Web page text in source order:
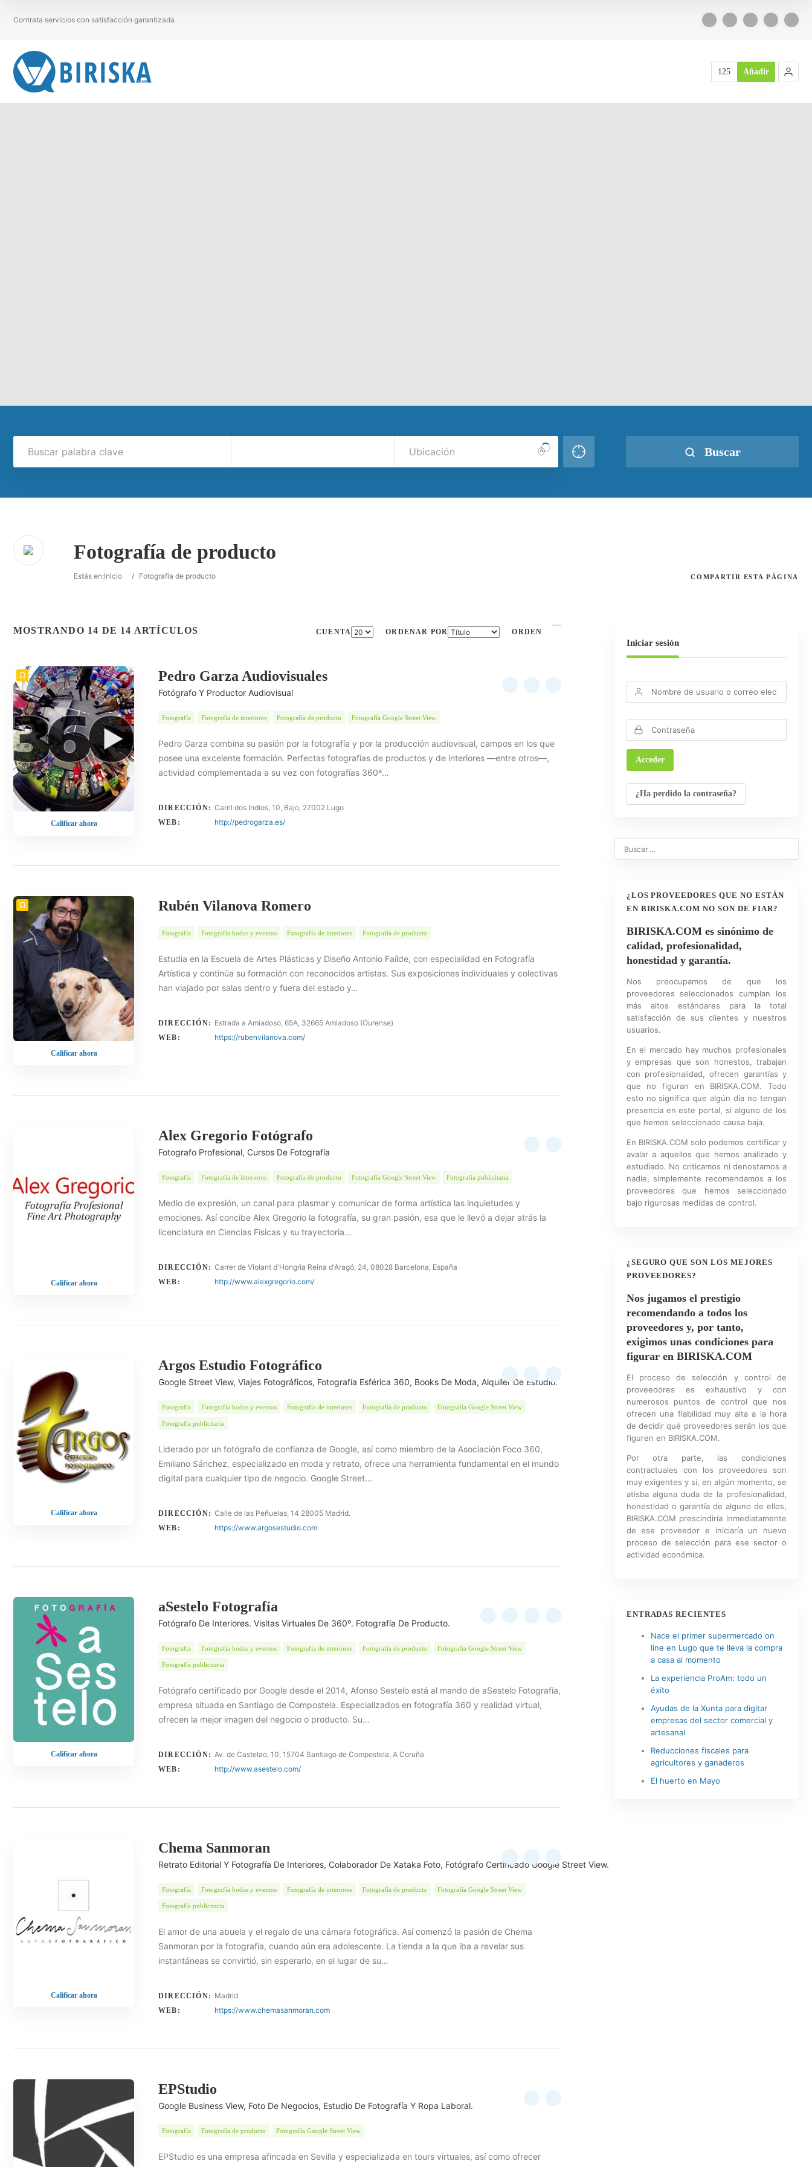
Contrata servicios con satisfacción garantizada
125 Añadir
Buscar
Fotografía de producto
Estás en:Inicio / Fotografía de producto COMPARTIR ESTA PÁGINA
MOSTRANDO 14 DE 14 ARTÍCULOS CUENTA ORDENAR POR ORDEN
Calificar ahora
Pedro Garza Audiovisuales
Fotógrafo Y Productor Audiovisual
Fotografía Fotografía de interiores Fotografía de producto Fotografía Google Street View
Pedro Garza combina su pasión por la fotografía y por la producción audiovisual, campos en los que
posee una excelente formación. Perfectas fotografías de productos y de interiores —entre otros—,
actividad complementada a su vez con fotografías 360º…
DIRECCIÓN: Carril dos Indios, 10, Bajo, 27002 Lugo
WEB: http://pedrogarza.es/
Calificar ahora
Rubén Vilanova Romero
Fotografía Fotografía bodas y eventos Fotografía de interiores Fotografía de producto
Estudia en la Escuela de Artes Plásticas y Diseño Antonio Faílde, con especialidad en Fotografía
Artística y continúa su formación con reconocidos artistas. Sus exposiciones individuales y colectivas
han viajado por salas dentro y fuera del estado y…
DIRECCIÓN: Estrada a Amiadoso, 65A, 32665 Amiadoso (Ourense)
WEB: https://rubenvilanova.com/
Calificar ahora
Alex Gregorio Fotógrafo
Fotografo Profesional, Cursos De Fotografía
Fotografía Fotografía de interiores Fotografía de producto Fotografía Google Street View Fotografía publicitaria
Medio de expresión, un canal para plasmar y comunicar de forma artística las inquietudes y
emociones. Así concibe Alex Gregorio la fotografía, su gran pasión, esa que le llevó a dejar atrás la
licenciatura en Ciencias Físicas y su trayectoria…
DIRECCIÓN: Carrer de Violant d'Hongria Reina d'Aragó, 24, 08028 Barcelona, España
WEB: http://www.alexgregorio.com/
Calificar ahora
Argos Estudio Fotográfico
Google Street View, Viajes Fotográficos, Fotografía Esférica 360, Books De Moda, Alquiler De Estudio.
Fotografía Fotografía bodas y eventos Fotografía de interiores Fotografía de producto Fotografía Google Street View
Fotografía publicitaria
Liderado por un fotógrafo de confianza de Google, así como miembro de la Asociación Foco 360,
Emiliano Sánchez, especializado en moda y retrato, ofrece una herramienta fundamental en el mundo
digital para cualquier tipo de negocio. Google Street…
DIRECCIÓN: Calle de las Peñuelas, 14 28005 Madrid.
WEB: https://www.argosestudio.com
Calificar ahora
aSestelo Fotografía
Fotógrafo De Interiores. Visitas Virtuales De 360º. Fotografía De Producto.
Fotografía Fotografía bodas y eventos Fotografía de interiores Fotografía de producto Fotografía Google Street View
Fotografía publicitaria
Fotógrafo certificado por Google desde el 2014, Afonso Sestelo está al mando de aSestelo Fotografía,
empresa situada en Santiago de Compostela. Especializados en fotografía 360 y realidad virtual,
ofrecen la mejor imagen del negocio o producto. Su…
DIRECCIÓN: Av. de Castelao, 10, 15704 Santiago de Compostela, A Coruña
WEB: http://www.asestelo.com/
Calificar ahora
Chema Sanmoran
Retrato Editorial Y Fotografía De Interiores, Colaborador De Xataka Foto, Fotógrafo Certificado Google Street View.
Fotografía Fotografía bodas y eventos Fotografía de interiores Fotografía de producto Fotografía Google Street View
Fotografía publicitaria
El amor de una abuela y el regalo de una cámara fotográfica. Así comenzó la pasión de Chema
Sanmoran por la fotografía, cuando aún era adolescente. La tienda a la que iba a revelar sus
instantáneas se convirtió, sin esperarlo, en el lugar de su…
DIRECCIÓN: Madrid
WEB: https://www.chemasanmoran.com
EPStudio
Google Business View, Foto De Negocios, Estudio De Fotografía Y Ropa Laboral.
Fotografía Fotografía de producto Fotografía Google Street View
EPStudio es una empresa afincada en Sevilla y especializada en tours virtuales, así como ofrecer
Iniciar sesión
¿Ha perdido la contraseña?
¿LOS PROVEEDORES QUE NO ESTÁN
EN BIRISKA.COM NO SON DE FIAR?
BIRISKA.COM es sinónimo de
calidad, profesionalidad,
honestidad y garantía.
Nos preocupamos de que los
proveedores seleccionados cumplan los
más altos estándares para la total
satisfacción de sus clientes y nuestros
usuarios.
En el mercado hay muchos profesionales
y empresas que son honestos, trabajan
con profesionalidad, ofrecen garantías y
que no figuran en BIRISKA.COM. Todo
esto no significa que algún día no tengan
presencia en este portal, si alguno de los
que hemos seleccionado causa baja.
En BIRISKA.COM solo podemos certificar y
avalar a aquellos que hemos analizado y
estudiado. No criticamos ni denostamos a
nadie, simplemente recomendamos a los
proveedores que hemos seleccionado
bajo rigurosas medidas de control.
¿SEGURO QUE SON LOS MEJORES
PROVEEDORES?
Nos jugamos el prestigio
recomendando a todos los
proveedores y, por tanto,
exigimos unas condiciones para
figurar en BIRISKA.COM
El proceso de selección y control de
proveedores es exhaustivo y con
numerosos puntos de control que nos
ofrecen una fiabilidad muy alta a la hora
de decidir qué proveedores serán los que
figuren en BIRISKA.COM.
Por otra parte, las condiciones
contractuales con los proveedores son
muy exigentes y si, en algún momento, se
atisba alguna duda de la profesionalidad,
honestidad o garantía de alguno de ellos,
BIRISKA.COM prescindiría inmediatamente
de ese proveedor e iniciaría un nuevo
proceso de selección para ese sector o
actividad económica.
ENTRADAS RECIENTES
Nace el primer supermercado on
line en Lugo que te lleva la compra
a casa al momento
La experiencia ProAm: todo un
éxito
Ayudas de la Xunta para digitar
empresas del sector comercial y
artesanal
Reducciones fiscales para
agricultores y ganaderos
El huerto en Mayo